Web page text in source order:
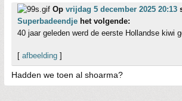
Op vrijdag 5 december 2025 20:13
Superbadeendje het volgende:
40 jaar geleden werd de eerste Hollandse kiwi
[ afbeelding ]
Hadden we toen al shoarma?